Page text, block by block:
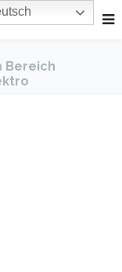
Bereich